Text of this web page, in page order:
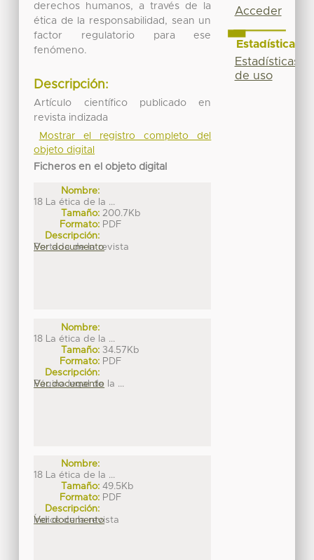
derechos humanos, a través de la
ética de la responsabilidad, sean un
factor regulatorio para ese
fenómeno.
Descripción:
Artículo científico publicado en
revista indizada
Mostrar el registro completo del
objeto digital
Ficheros en el objeto digital
Nombre:
18 La ética de la ...
Tamaño: 200.7Kb
Formato: PDF
Descripción:
Portada de la revista
Ver documento
Nombre:
18 La ética de la ...
Tamaño: 34.57Kb
Formato: PDF
Descripción:
Página legal de la ...
Ver documento
Nombre:
18 La ética de la ...
Tamaño: 49.5Kb
Formato: PDF
Descripción:
Índice de la revista
Ver documento
Acceder
Estadísticas
Estadísticas
de uso